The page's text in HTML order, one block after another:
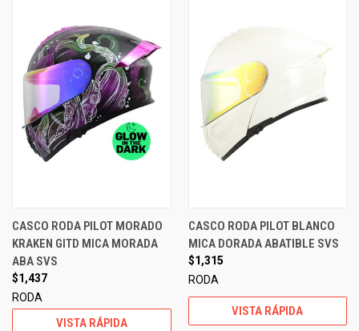
CASCO RODA PILOT MORADO
KRAKEN GITD MICA MORADA
ABA SVS
$1,437
RODA
VISTA RÁPIDA
CASCO RODA PILOT BLANCO
MICA DORADA ABATIBLE SVS
$1,315
RODA
VISTA RÁPIDA